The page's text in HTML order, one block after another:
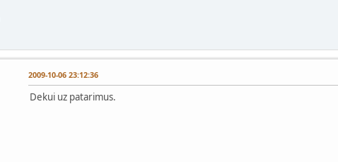
2009-10-06 23:12:36
Dekui uz patarimus.